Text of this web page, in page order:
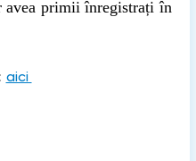
avea primii înregistrați în
aici